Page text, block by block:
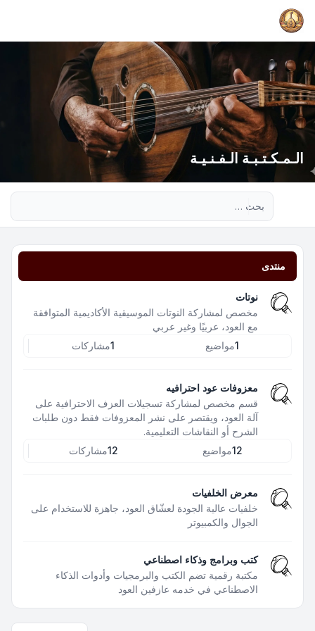
الـمـكـتـبـة الـفـنـيـة
منتدى
نوتات
مخصص لمشاركة النوتات الموسيقية الأكاديمية المتوافقة
مع العود، عربيًا وغير عربي
1مواضيع 1مشاركات
معزوفات عود احترافيه
قسم مخصص لمشاركة تسجيلات العزف الاحترافية على
آلة العود، ويقتصر على نشر المعزوفات فقط دون طلبات
الشرح أو النقاشات التعليمية.
12مواضيع 12مشاركات
معرض الخلفيات
خلفيات عالية الجودة لعشّاق العود، جاهزة للاستخدام على
الجوال والكمبيوتر
كتب وبرامج وذكاء اصطناعي
مكتبة رقمية تضم الكتب والبرمجيات وأدوات الذكاء
الاصطناعي في خدمه عازفين العود